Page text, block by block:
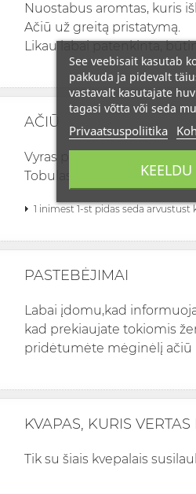
Nuostabus aromtas, kuris
Ačiū už greitą pristatymą.
Likau labai patenkinta,
AČIŪ
Vyras padovanojo šiuos
Tobulas kvapas. Ačiū
1 inimest 1-st pidas seda arvustust
PASTEBĖJIMAI
Labai įdomu,kad
kad prekiaujate tokiomis
pridėtumėte mėginėlį ačiū
KVAPAS, KURIS
Tik su šiais kvepalais
See veebisait kasutab
pakkuda ja pidevalt
vastavalt kasutajate
tagasi võtta või seda
Privaatsuspoliitika
KEELDU